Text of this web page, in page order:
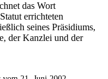
das Wort
errichteten
seines Präsidiums,
der Kanzlei und der